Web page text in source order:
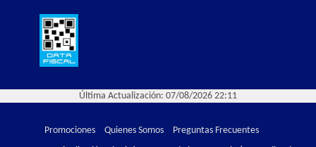
Última Actualización: 07/08/2026 22:11
Promociones Quienes Somos
Preguntas Frecuentes